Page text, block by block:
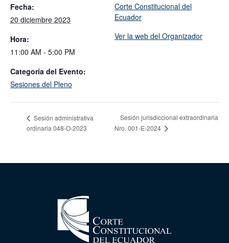
Fecha:
20 diciembre 2023
Hora:
11:00 AM - 5:00 PM
Categoría del Evento:
Sesiones del Pleno
Corte Constitucional del
Ecuador
Ver la web del Organizador
Sesión administrativa
ordinaria 048-O-2023
Sesión jurisdiccional extraordinaria
Nro. 001-E-2024